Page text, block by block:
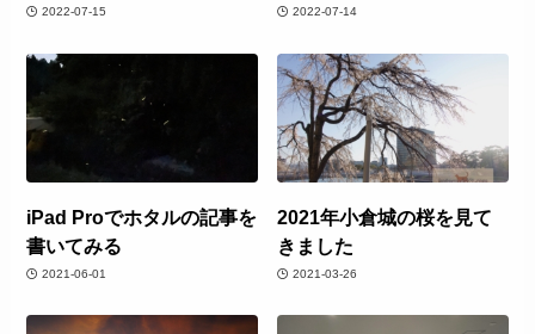
2022-07-15 2022-07-14
iPad Proでホタルの記事を
書いてみる
2021-06-01
2021年小倉城の桜を見て
きました
2021-03-26